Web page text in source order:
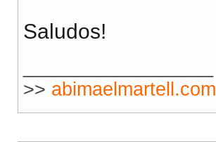
Saludos!
>> abimaelmartell.com